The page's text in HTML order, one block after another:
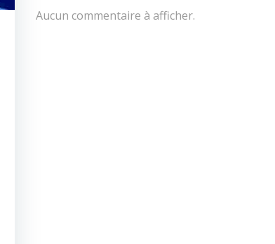
Aucun commentaire à afficher.